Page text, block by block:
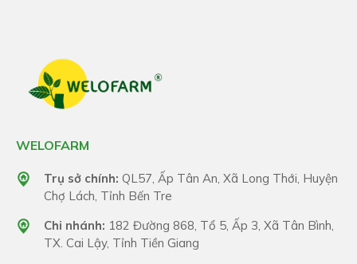
WELOFARM
Trụ sở chính: QL57, Ấp Tân An, Xã Long Thới, Huyện
Chợ Lách, Tỉnh Bến Tre
Chi nhánh: 182 Đường 868, Tổ 5, Ấp 3, Xã Tân Bình,
TX. Cai Lậy, Tỉnh Tiền Giang